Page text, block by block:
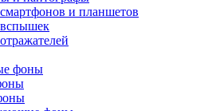
и планшетов
фоны